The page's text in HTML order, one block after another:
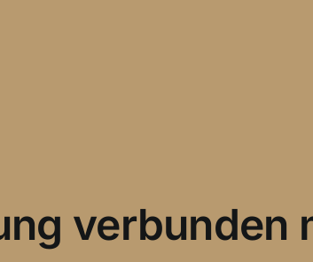
verbunden